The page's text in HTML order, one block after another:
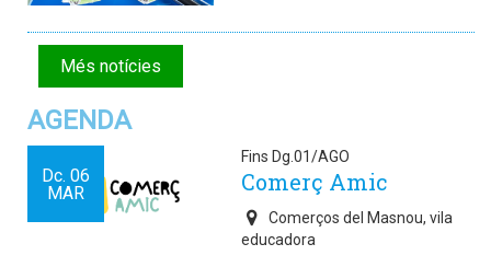
Més notícies
AGENDA
Dc. 06
MAR
Fins Dg.01/AGO
Comerç Amic
Comerços del Masnou, vila
educadora